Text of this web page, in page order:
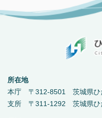
所在地
本庁 〒312-8501 茨城県ひ
支所 〒311-1292 茨城県ひ